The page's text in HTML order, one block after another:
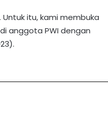
itu, kami membuka
anggota PWI dengan